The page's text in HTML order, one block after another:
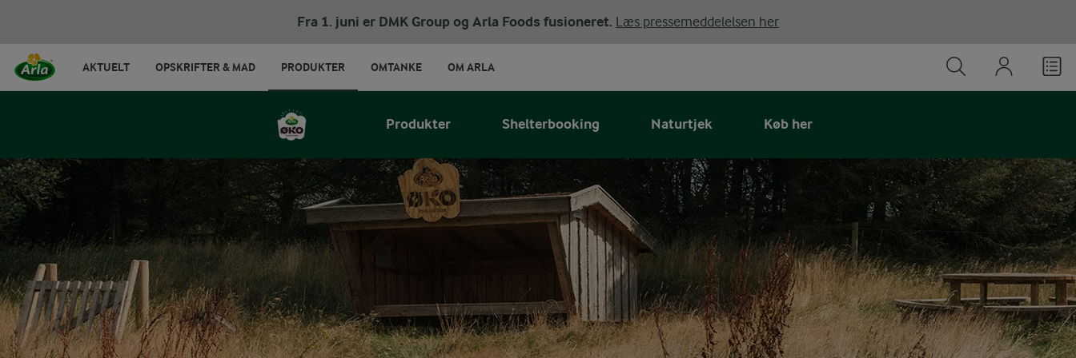
Fra 1. juni er DMK Group og Arla Foods fusioneret. Læs pressemeddelelsen her
AKTUELT OPSKRIFTER & MAD PRODUKTER OMTANKE OM ARLA
Produkter Shelterbooking Naturtjek Køb her